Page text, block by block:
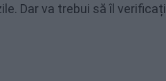
Dar va trebui să îl verificați